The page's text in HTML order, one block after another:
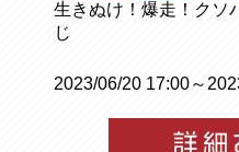
生きぬけ！爆走！クソ
じ
2023/06/20 17:00～